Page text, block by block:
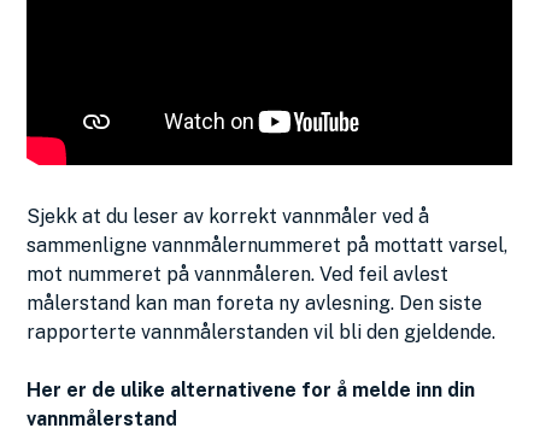
Sjekk at du leser av korrekt vannmåler ved å
sammenligne vannmålernummeret på mottatt varsel,
mot nummeret på vannmåleren. Ved feil avlest
målerstand kan man foreta ny avlesning. Den siste
rapporterte vannmålerstanden vil bli den gjeldende.
Her er de ulike alternativene for å melde inn din
vannmålerstand